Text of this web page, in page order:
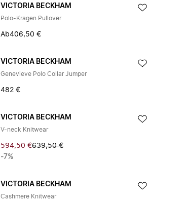
VICTORIA BECKHAM
Polo-Kragen Pullover
Ab406,50 €
VICTORIA BECKHAM
Genevieve Polo Collar Jumper
482 €
VICTORIA BECKHAM
V-neck Knitwear
594,50 €639,50 €
-7%
VICTORIA BECKHAM
Cashmere Knitwear